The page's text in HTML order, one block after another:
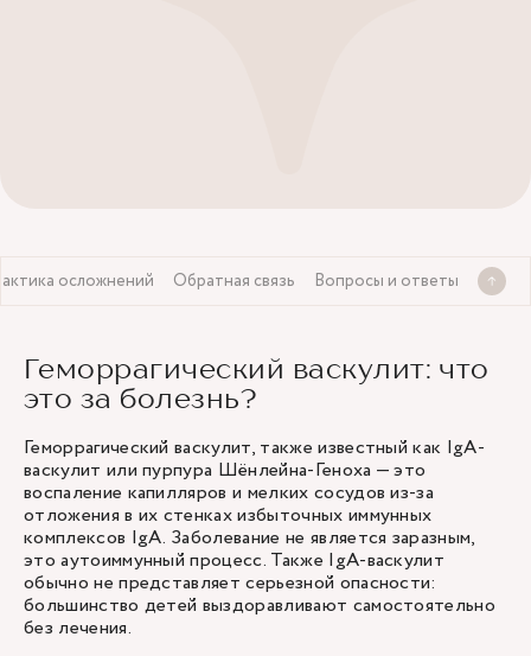
осложнений Обратная связь Вопросы и ответы
Геморрагический васкулит: что
это за болезнь?
Геморрагический васкулит, также известный как IgA-
васкулит или пурпура Шёнлейна-Геноха — это
воспаление капилляров и мелких сосудов из-за
отложения в их стенках избыточных иммунных
комплексов IgA. Заболевание не является заразным,
это аутоиммунный процесс. Также IgA-васкулит
обычно не представляет серьезной опасности:
большинство детей выздоравливают самостоятельно
без лечения.